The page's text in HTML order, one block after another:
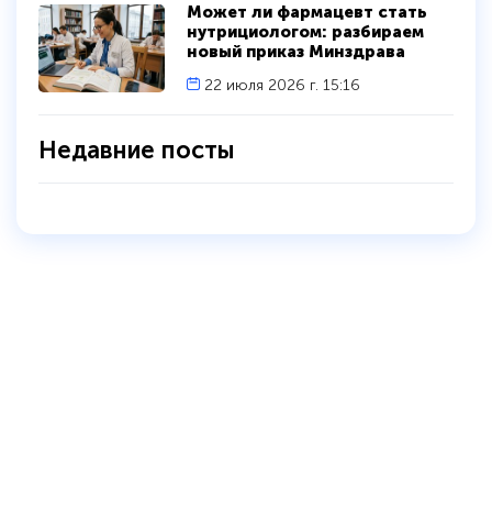
Недавние посты
Может ли фармацевт стать
нутрициологом: разбираем
новый приказ Минздрава
22 июля 2026 г. 15:16